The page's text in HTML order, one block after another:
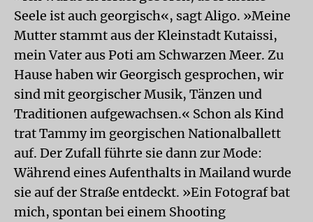
Seele ist auch georgisch«, sagt Aligo. »Meine
Mutter stammt aus der Kleinstadt Kutaissi,
mein Vater aus Poti am Schwarzen Meer. Zu
Hause haben wir Georgisch gesprochen, wir
sind mit georgischer Musik, Tänzen und
Traditionen aufgewachsen.« Schon als Kind
trat Tammy im georgischen Nationalballett
auf. Der Zufall führte sie dann zur Mode:
Während eines Aufenthalts in Mailand wurde
sie auf der Straße entdeckt. »Ein Fotograf bat
mich, spontan bei einem Shooting